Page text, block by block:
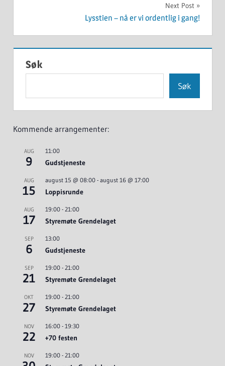
Next Post
Lysstien – nå er vi ordentlig i gang!
Søk
Søk
Kommende arrangementer:
AUG
9
11:00
Gudstjeneste
AUG
15
august 15 @ 08:00- august 16 @ 17:00
Loppisrunde
AUG
17
19:00- 21:00
Styremøte Grendelaget
SEP
6
13:00
Gudstjeneste
SEP
21
19:00- 21:00
Styremøte Grendelaget
OKT
27
19:00- 21:00
Styremøte Grendelaget
NOV
22
16:00- 19:30
+70 festen
NOV 19:00- 21:00